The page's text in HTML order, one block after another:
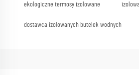
ekologiczne termosy izolowane
dostawca izolowanych butelek wodnych